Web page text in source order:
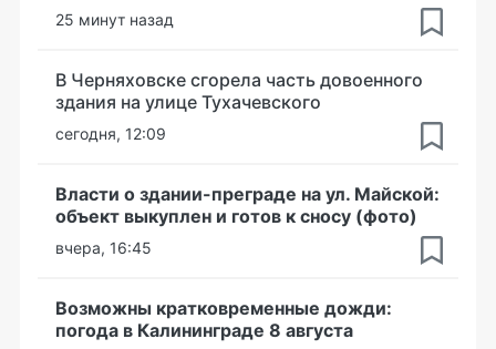
25 минут назад
В Черняховске сгорела часть довоенного
здания на улице Тухачевского
сегодня, 12:09
Власти о здании-преграде на ул. Майской:
объект выкуплен и готов к сносу (фото)
вчера, 16:45
Возможны кратковременные дожди:
погода в Калининграде 8 августа